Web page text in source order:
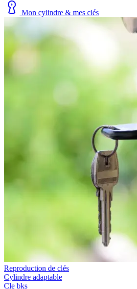
Mon cylindre & mes clés
Reproduction de clés
Cylindre adaptable
Cle bks